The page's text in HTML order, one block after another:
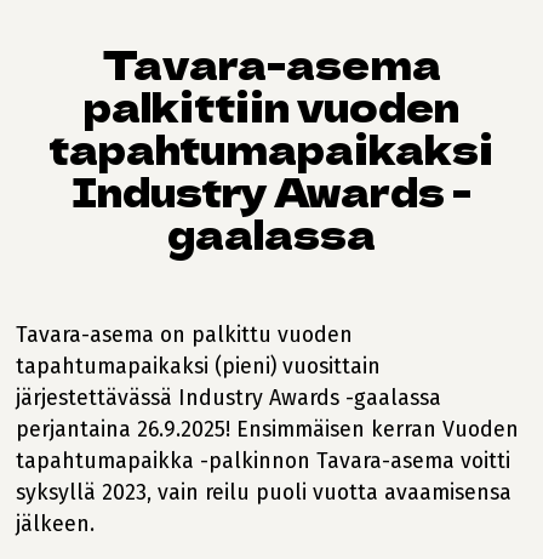
Tavara-asema
palkittiin vuoden
tapahtumapaikaksi
Industry Awards -
gaalassa
Tavara-asema on palkittu vuoden
tapahtumapaikaksi (pieni) vuosittain
järjestettävässä Industry Awards -gaalassa
perjantaina 26.9.2025! Ensimmäisen kerran Vuoden
tapahtumapaikka -palkinnon Tavara-asema voitti
syksyllä 2023, vain reilu puoli vuotta avaamisensa
jälkeen.